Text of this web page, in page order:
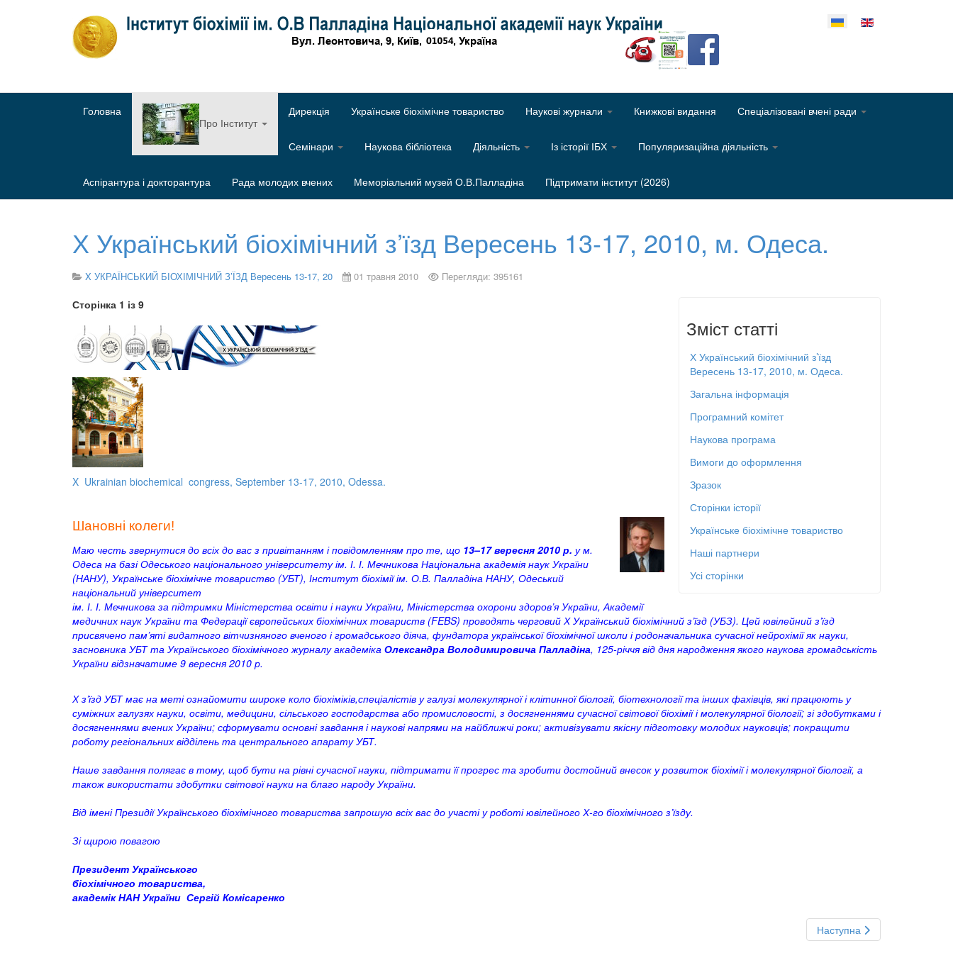
Оберіть свою мову
Головна
Про Інститут
Дирекція Українське біохімічне товариство Наукові журнали Книжкові видання Спеціалізовані вчені ради
Семінари Наукова бібліотека Діяльність Із історії ІБХ Популяризаційна діяльність
Аспірантура і докторантура Рада молодих вчених Меморіальний музей О.В.Палладіна Підтримати інститут (2026)
Х Український біохімічний з’їзд Вересень 13-17, 2010, м. Одеса.
X УКРАЇНСЬКИЙ БІОХІМІЧНИЙ З’ЇЗД Вересень 13-17, 20 01 травня 2010 Перегляди: 395161
Зміст статті
Х Український біохімічний з’їзд
Вересень 13-17, 2010, м. Одеса.
Загальна інформація
Програмний комітет
Наукова програма
Вимоги до оформлення
Зразок
Сторінки історії
Українське біохімічне товариство
Наші партнери
Усі сторінки
Сторінка 1 із 9
X Ukrainian biochemical congress, September 13-17, 2010, Odessa.
Шановні колеги!
Маю честь звернутися до всіх до вас з привітанням і повідомленням про те, що 13–17 вересня 2010 р. у м.
Одеса на базі Одеського національного університету ім. І. І. Мечникова Національна академія наук України
(НАНУ), Українське біохімічне товариство (УБТ), Інститут біохімії ім. О.В. Палладіна НАНУ, Одеський
національний університет
ім. І. І. Мечникова за підтримки Міністерства освіти і науки України, Міністерства охорони здоров’я України, Академії
медичних наук України та Федерації європейських біохімічних товариств (FEBS) проводять черговий Х Український біохімічний з’їзд (УБЗ). Цей ювілейний з’їзд
присвячено пам’яті видатного вітчизняного вченого і громадського діяча, фундатора української біохімічної школи і родоначальника сучасної нейрохімії як науки,
засновника УБТ та Українського біохімічного журналу академіка Олександра Володимировича Палладіна, 125-річчя від дня народження якого наукова громадськість
України відзначатиме 9 вересня 2010 р.
Х з’їзд УБТ має на меті ознайомити широке коло біохіміків,спеціалістів у галузі молекулярної і клітинної біології, біотехнології та інших фахівців, які працюють у
суміжних галузях науки, освіти, медицини, сільського господарства або промисловості, з досягненнями сучасної світової біохімії і молекулярної біології; зі здобутками і
досягненнями вчених України; сформувати основні завдання і наукові напрями на найближчі роки; активізувати якісну підготовку молодих науковців; покращити
роботу регіональних відділень та центрального апарату УБТ.
Наше завдання полягає в тому, щоб бути на рівні сучасної науки, підтримати її прогрес та зробити достойний внесок у розвиток біохімії і молекулярної біології, а
також використати здобутки світової науки на благо народу України.
Від імені Президії Українського біохімічного товариства запрошую всіх вас до участі у роботі ювілейного Х-го біохімічного з’їзду.
Зі щирою повагою
Президент Українського
біохімічного товариства,
академік НАН України Сергій Комісаренко
Наступна